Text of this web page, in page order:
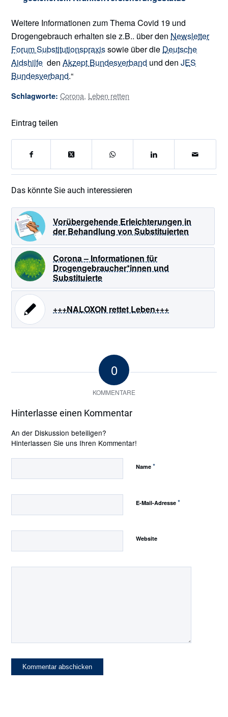
Weitere Informationen zum Thema Covid 19 und
Drogengebrauch erhalten sie z.B.. über den Newsletter
Forum Substitutionspraxissowie über die Deutsche
Aidshilfe denAkzept Bundesverband und denJES
Bundesverband.“
Schlagworte: Corona, Leben retten
Eintrag teilen
Das könnte Sie auch interessieren
Vorübergehende Erleichterungen in
der Behandlung von Substituierten
Corona – Informationen für
Drogengebraucher*innen und
Substituierte
+++NALOXON rettet Leben+++
0
KOMMENTARE
Hinterlasse einen Kommentar
An der Diskussion beteiligen?
Hinterlassen Sie uns Ihren Kommentar!
Name*
E-Mail-Adresse*
Website